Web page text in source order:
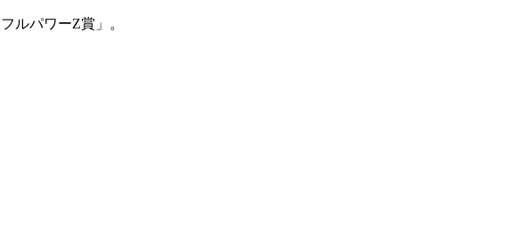
ルパワーZ賞」。